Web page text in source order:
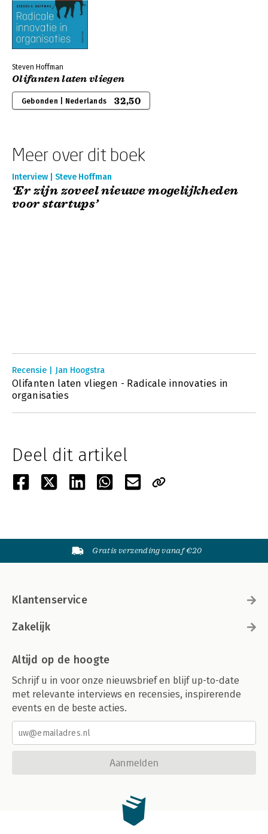
Steven Hoffman
Olifanten laten vliegen
Gebonden | Nederlands 32,50
Meer over dit boek
Interview | Steve Hoffman
‘Er zijn zoveel nieuwe mogelijkheden
voor startups’
Recensie | Jan Hoogstra
Olifanten laten vliegen - Radicale innovaties in
organisaties
Deel dit artikel
Gratis verzending vanaf €20
Klantenservice
Zakelijk
Altijd op de hoogte
Schrijf u in voor onze nieuwsbrief en blijf up-to-date
met relevante interviews en recensies, inspirerende
events en de beste acties.
Aanmelden